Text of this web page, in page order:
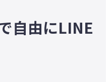
自由にLINE